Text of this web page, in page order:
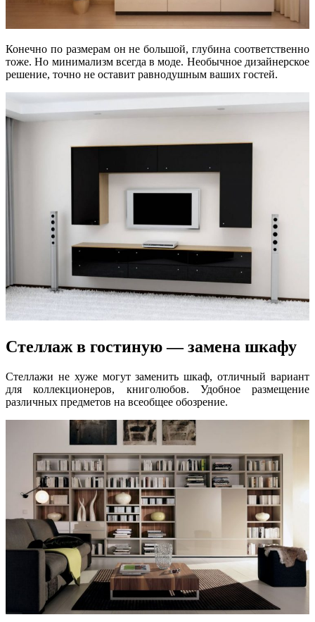
Конечно по размерам он не большой, глубина соответственно
тоже. Но минимализм всегда в моде. Необычное дизайнерское
решение, точно не оставит равнодушным ваших гостей.
Стеллаж в гостиную — замена шкафу
Стеллажи не хуже могут заменить шкаф, отличный вариант
для коллекционеров, книголюбов. Удобное размещение
различных предметов на всеобщее обозрение.